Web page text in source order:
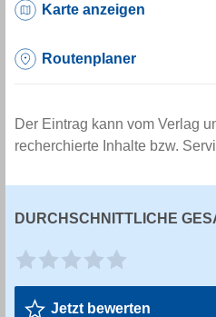
Karte anzeigen
Routenplaner
Der Eintrag kann vom Verlag
recherchierte Inhalte bzw.
DURCHSCHNITTLICHE
Jetzt bewerten